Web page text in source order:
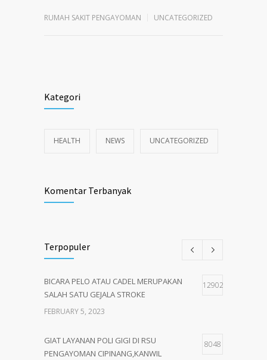
RUMAH SAKIT PENGAYOMAN UNCATEGORIZED
Kategori
HEALTH NEWS UNCATEGORIZED
Komentar Terbanyak
Terpopuler
BICARA PELO ATAU CADEL MERUPAKAN
SALAH SATU GEJALA STROKE
12902
FEBRUARY 5, 2023
GIAT LAYANAN POLI GIGI DI RSU
PENGAYOMAN CIPINANG,KANWIL
8048